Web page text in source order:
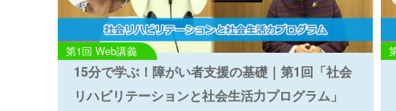
Web講義
15分で学ぶ！障がい者支援の基礎｜第1回「社会
リハビリテーションと社会生活力プログラム」